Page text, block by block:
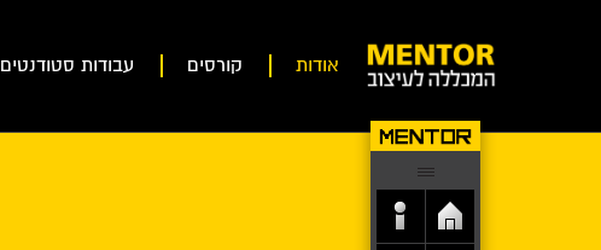
אודות קורסים עבודות סטודנטים